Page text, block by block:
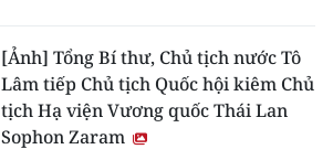
[Ảnh] Tổng Bí thư, Chủ tịch nước Tô
Lâm tiếp Chủ tịch Quốc hội kiêm Chủ
tịch Hạ viện Vương quốc Thái Lan
Sophon Zaram